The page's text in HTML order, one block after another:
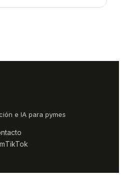
e IA para pymes
TikTok